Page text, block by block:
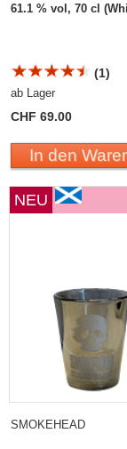
61.1 % vol, 70 cl
(1)
ab Lager
CHF 69.00
In den
NEU
SMOKEHEAD